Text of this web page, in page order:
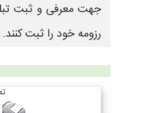
جهت معرفی و ثبت
رزومه خود را ثبت کنند.